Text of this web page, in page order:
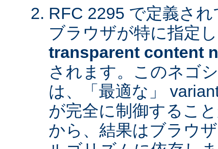
RFC 2295 で定義さ
ブラウザが特に指定
transparent content
されます。このネゴ
は、「最適な」
が完全に制御するこ
から、結果はブラウ